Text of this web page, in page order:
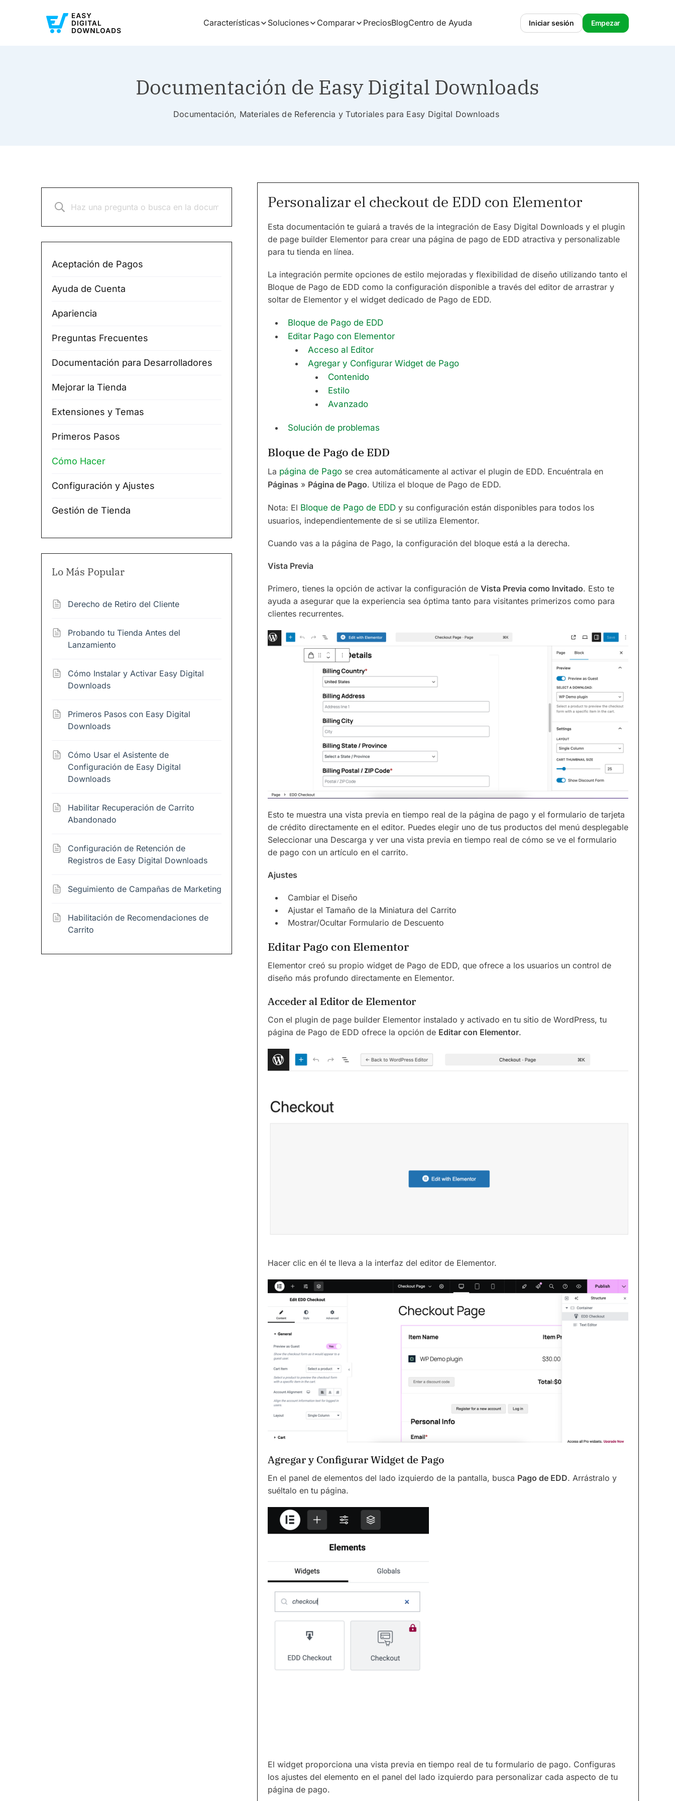
Características Soluciones Comparar PreciosBlogCentro de Ayuda Iniciar sesión Empezar
Documentación de Easy Digital Downloads
Documentación, Materiales de Referencia y Tutoriales para Easy Digital Downloads
Aceptación de Pagos
Ayuda de Cuenta
Apariencia
Preguntas Frecuentes
Documentación para Desarrolladores
Mejorar la Tienda
Extensiones y Temas
Primeros Pasos
Cómo Hacer
Configuración y Ajustes
Gestión de Tienda
Lo Más Popular
Derecho de Retiro del Cliente
Probando tu Tienda Antes del
Lanzamiento
Cómo Instalar y Activar Easy Digital
Downloads
Primeros Pasos con Easy Digital
Downloads
Cómo Usar el Asistente de
Configuración de Easy Digital
Downloads
Habilitar Recuperación de Carrito
Abandonado
Configuración de Retención de
Registros de Easy Digital Downloads
Seguimiento de Campañas de Marketing
Habilitación de Recomendaciones de
Carrito
Personalizar el checkout de EDD con Elementor
Esta documentación te guiará a través de la integración de Easy Digital Downloads y el plugin
de page builder Elementor para crear una página de pago de EDD atractiva y personalizable
para tu tienda en línea.
La integración permite opciones de estilo mejoradas y flexibilidad de diseño utilizando tanto el
Bloque de Pago de EDD como la configuración disponible a través del editor de arrastrar y
soltar de Elementor y el widget dedicado de Pago de EDD.
Bloque de Pago de EDD
Editar Pago con Elementor
Acceso al Editor
Agregar y Configurar Widget de Pago
Contenido
Estilo
Avanzado
Solución de problemas
Bloque de Pago de EDD
La página de Pago se crea automáticamente al activar el plugin de EDD. Encuéntrala en
Páginas » Página de Pago. Utiliza el bloque de Pago de EDD.
Nota: El Bloque de Pago de EDD y su configuración están disponibles para todos los
usuarios, independientemente de si se utiliza Elementor.
Cuando vas a la página de Pago, la configuración del bloque está a la derecha.
Vista Previa
Primero, tienes la opción de activar la configuración de Vista Previa como Invitado. Esto te
ayuda a asegurar que la experiencia sea óptima tanto para visitantes primerizos como para
clientes recurrentes.
Esto te muestra una vista previa en tiempo real de la página de pago y el formulario de tarjeta
de crédito directamente en el editor. Puedes elegir uno de tus productos del menú desplegable
Seleccionar una Descarga y ver una vista previa en tiempo real de cómo se ve el formulario
de pago con un artículo en el carrito.
Ajustes
Cambiar el Diseño
Ajustar el Tamaño de la Miniatura del Carrito
Mostrar/Ocultar Formulario de Descuento
Editar Pago con Elementor
Elementor creó su propio widget de Pago de EDD, que ofrece a los usuarios un control de
diseño más profundo directamente en Elementor.
Acceder al Editor de Elementor
Con el plugin de page builder Elementor instalado y activado en tu sitio de WordPress, tu
página de Pago de EDD ofrece la opción de Editar con Elementor.
Hacer clic en él te lleva a la interfaz del editor de Elementor.
Agregar y Configurar Widget de Pago
En el panel de elementos del lado izquierdo de la pantalla, busca Pago de EDD. Arrástralo y
suéltalo en tu página.
El widget proporciona una vista previa en tiempo real de tu formulario de pago. Configuras
los ajustes del elemento en el panel del lado izquierdo para personalizar cada aspecto de tu
página de pago.